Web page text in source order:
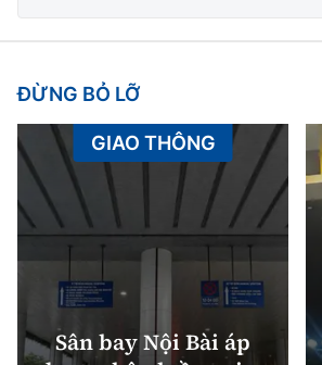
ĐỪNG BỎ LỠ
Sân bay Nội Bài áp
GIAO THÔNG